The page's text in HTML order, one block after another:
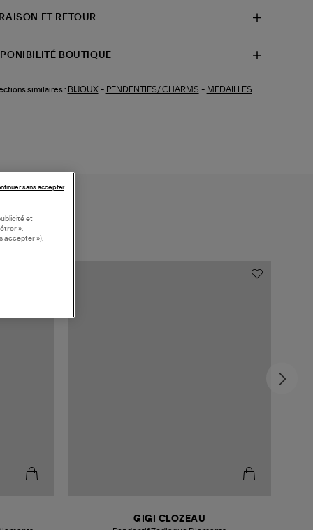
ET RETOUR
BOUTIQUE
similaires : BIJOUX- PENDENTIFS/ CHARMS - MEDAILLES
GIGI CLOZEAU
et
»,
accepter »).
sans accepter